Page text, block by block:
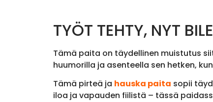
TYÖT TEHTY, NYT
Tämä paita on täydellinen muistutus
huumorilla ja asenteella sen hetken,
Tämä pirteä ja hauska paita sopii
iloa ja vapauden fiilistä – tässä